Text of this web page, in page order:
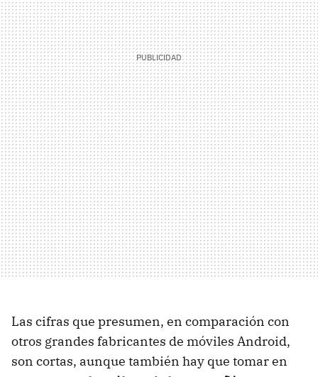
Las cifras que presumen, en comparación con
otros grandes fabricantes de móviles Android,
son cortas, aunque también hay que tomar en